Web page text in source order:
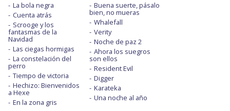
La bola negra
Cuenta atrás
Scrooge y los
fantasmas de la
Navidad
Las ciegas hormigas
La constelación del
perro
Tiempo de victoria
Hechizo: Bienvenidos
a Hexe
En la zona gris
Buena suerte, pásalo
bien, no mueras
Whalefall
Verity
Noche de paz 2
Ahora los suegros
son ellos
Resident Evil
Digger
Karateka
Una noche al año